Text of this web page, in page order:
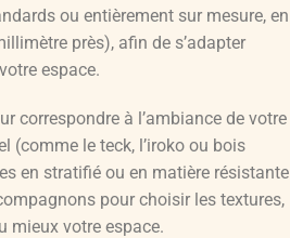
ou entièrement sur mesure, en
près), afin de s’adapter
espace.
correspondre à l’ambiance de votre
(comme le teck, l’iroko ou bois
en stratifié ou en matière résistante
pour choisir les textures,
mieux votre espace.